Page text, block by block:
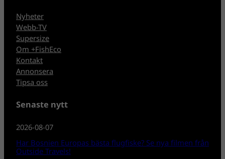
Nyheter
Webb-TV
Supersize
Om +FishEco
Kontakt
Annonsera
Tipsa oss
Senaste nytt
2026-08-07
Har Bosnien Europas bästa flugfiske? Se nya filmen från
Outside Travels!